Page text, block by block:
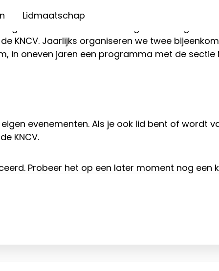
Lidmaatschap
KNCV. Jaarlijks organiseren we twee
in oneven jaren een programma met de
evenementen. Als je ook lid bent of wordt
KNCV.
Probeer het op een later moment nog een